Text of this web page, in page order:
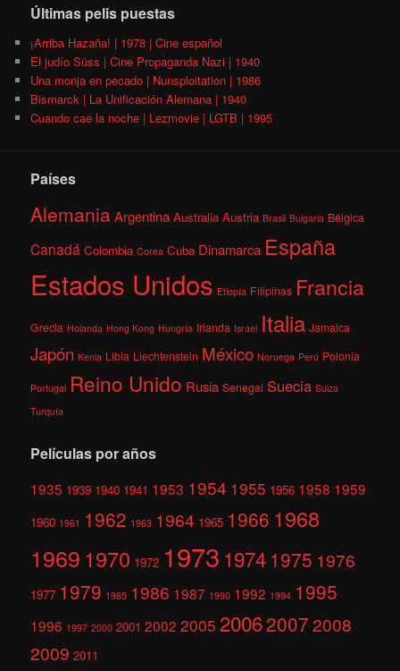
Últimas pelis puestas
¡Arriba Hazaña! | 1978 | Cine español
El judío Süss | Cine Propaganda Nazi | 1940
Una monja en pecado | Nunsploitation | 1986
Bismarck | La Unificación Alemana | 1940
Cuando cae la noche | Lezmovie | LGTB | 1995
Países
AlemaniaArgentina Australia Austria Brasil Bulgaria Bélgica
Canadá Colombia Corea Cuba Dinamarca España
Estados Unidos Etiopía Filipinas Francia
Grecia Holanda Hong Kong Hungría Irlanda Israel Italia Jamaica
Japón Kenia Libia Liechtenstein México Noruega Perú Polonia
Portugal Reino Unido Rusia Senegal Suecia Suiza
Turquía
Películas por años
1935 1939 1940 1941 1953 1954 1955 1956 1958 1959
1960 1961 1962 1963 1964 1965 1966 1968
1969 1970 1972 1973 1974 1975 1976
1977 1979 1985 1986 1987 1990 1992 1994 1995
1996 1997 2000 2001 2002 2005 200620072008
2009 2011